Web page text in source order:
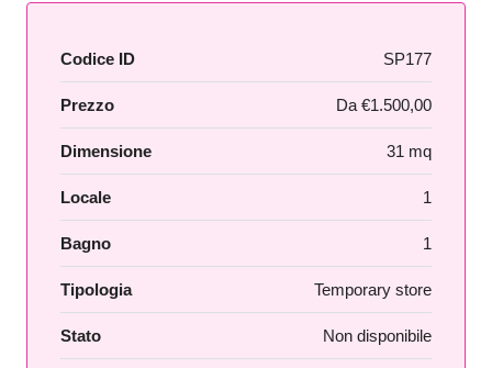
Codice ID SP177
Prezzo Da €1.500,00
Dimensione 31 mq
Locale 1
Bagno 1
Tipologia Temporary store
Stato Non disponibile